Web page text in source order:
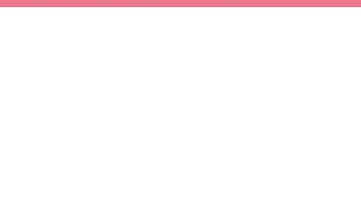
ネクスト動物医療センター（芦屋市 0797-38-5715）